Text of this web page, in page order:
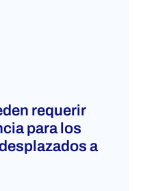
requerir
para los
a